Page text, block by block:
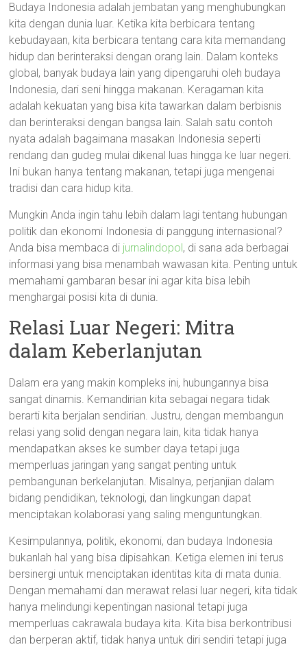
Budaya Indonesia adalah jembatan yang menghubungkan
kita dengan dunia luar. Ketika kita berbicara tentang
kebudayaan, kita berbicara tentang cara kita memandang
hidup dan berinteraksi dengan orang lain. Dalam konteks
global, banyak budaya lain yang dipengaruhi oleh budaya
Indonesia, dari seni hingga makanan. Keragaman kita
adalah kekuatan yang bisa kita tawarkan dalam berbisnis
dan berinteraksi dengan bangsa lain. Salah satu contoh
nyata adalah bagaimana masakan Indonesia seperti
rendang dan gudeg mulai dikenal luas hingga ke luar negeri.
Ini bukan hanya tentang makanan, tetapi juga mengenai
tradisi dan cara hidup kita.
Mungkin Anda ingin tahu lebih dalam lagi tentang hubungan
politik dan ekonomi Indonesia di panggung internasional?
Anda bisa membaca di jurnalindopol, di sana ada berbagai
informasi yang bisa menambah wawasan kita. Penting untuk
memahami gambaran besar ini agar kita bisa lebih
menghargai posisi kita di dunia.
Relasi Luar Negeri: Mitra
dalam Keberlanjutan
Dalam era yang makin kompleks ini, hubungannya bisa
sangat dinamis. Kemandirian kita sebagai negara tidak
berarti kita berjalan sendirian. Justru, dengan membangun
relasi yang solid dengan negara lain, kita tidak hanya
mendapatkan akses ke sumber daya tetapi juga
memperluas jaringan yang sangat penting untuk
pembangunan berkelanjutan. Misalnya, perjanjian dalam
bidang pendidikan, teknologi, dan lingkungan dapat
menciptakan kolaborasi yang saling menguntungkan.
Kesimpulannya, politik, ekonomi, dan budaya Indonesia
bukanlah hal yang bisa dipisahkan. Ketiga elemen ini terus
bersinergi untuk menciptakan identitas kita di mata dunia.
Dengan memahami dan merawat relasi luar negeri, kita tidak
hanya melindungi kepentingan nasional tetapi juga
memperluas cakrawala budaya kita. Kita bisa berkontribusi
dan berperan aktif, tidak hanya untuk diri sendiri tetapi juga